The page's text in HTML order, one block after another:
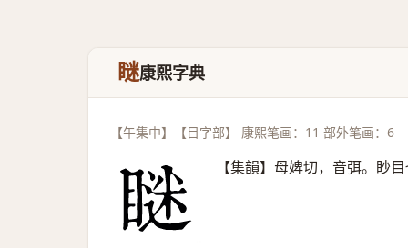
瞇康熙字典
【午集中】【目字部】 康熙笔画：11 部外笔画：6
【集韻】母婢切，音弭。眇